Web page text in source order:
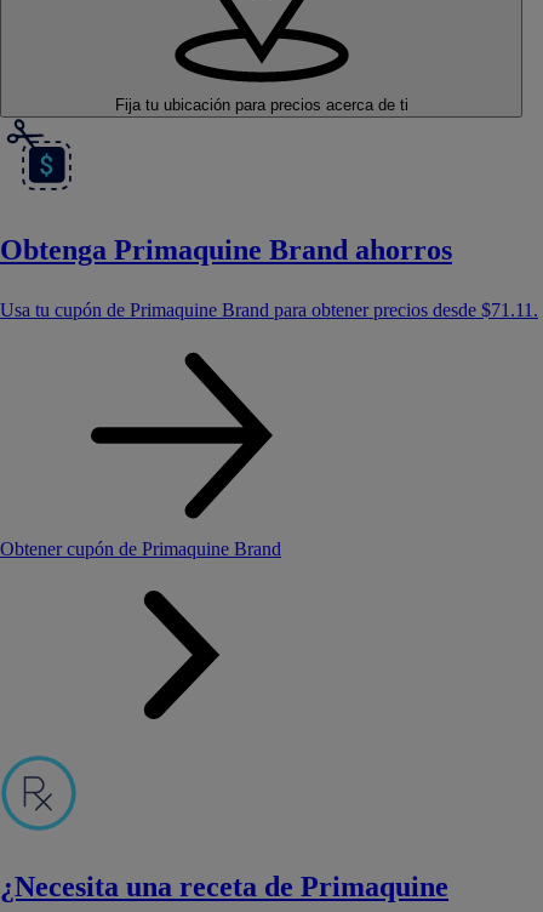
Fija tu ubicación para precios acerca de ti
Obtenga Primaquine Brand ahorros
Usa tu cupón de Primaquine Brand para obtener precios desde $71.11 .
Obtener cupón de Primaquine Brand
¿Necesita una receta de Primaquine